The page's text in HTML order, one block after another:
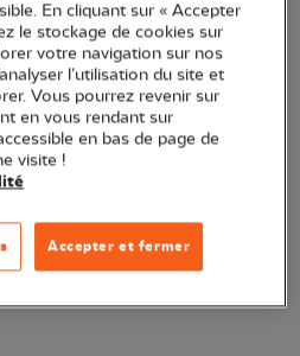
admis par
en 2024, 76,4 % sont des
mammifères et 0,9 % des
des équipes de salariés,
58 % des animaux
En cliquant sur « Accepter
le stockage de cookies sur
votre navigation sur nos
l’utilisation du site et
Vous pourrez revenir sur
en vous rendant sur
en bas de page de
visite !
Accepter et fermer